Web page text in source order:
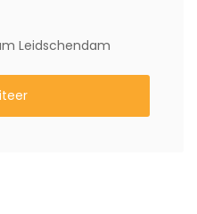
Leidschendam